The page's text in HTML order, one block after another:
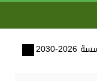
2030